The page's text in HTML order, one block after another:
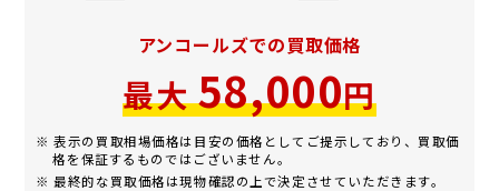
アンコールズでの買取価格
最大58,000円
※ 表示の買取相場価格は目安の価格としてご提示しており、買取価
格を保証するものではございません。
※ 最終的な買取価格は現物確認の上で決定させていただきます。